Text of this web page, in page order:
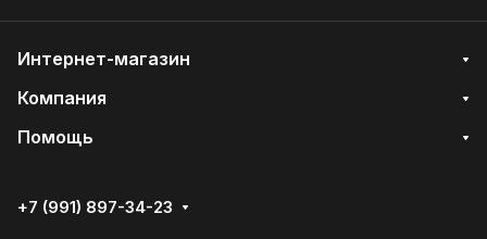
Интернет-магазин
Компания
Помощь
+7 (991) 897-34-23